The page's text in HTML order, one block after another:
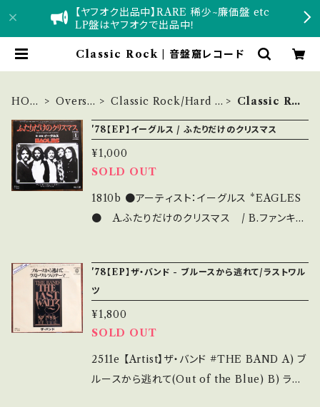
【ヤフオク出品中】RARE 稀少~廉価盤 etc
LP盤はヤフオクで出品中！
Classic Rock | 音盤窟レコード
HOM
Overse
Classic Rock/Hard R
Classic Ro
'78【EP】イーグルス / ふたりだけのクリスマス
¥1,000
SOLD OUT
1810b ●アーティスト：イーグルス *EAGLES
● A.ふたりだけのクリスマス / B.ファンキ
ps://www.dailymotion.com/video/xw5nz
r ●状態：ジャケ/盤：B/A (国内＆輸入) *輸入盤
に日本ジャケを付けた変則盤 【状態説明の見
方】 商品列に並ぶ ■状態・説明 / 発送について
■ をご覧ください。 お知らせ等は、About 画面
にてご確認ください。
'78【EP】ザ・バンド - ブルースから逃れて/ラストワル
ツ
¥1,800
SOLD OUT
2511e 【Artist】ザ・バンド #THE BAND A) ブ
ルースから逃れて(Out of the Blue) B) ラス